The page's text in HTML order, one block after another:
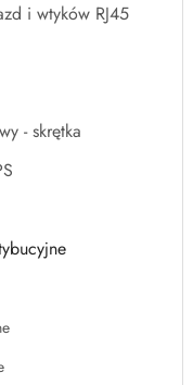
i wtyków RJ45
- skrętka